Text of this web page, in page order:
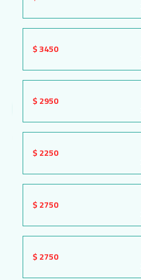
3450 $
2950 $
2250 $
2750 $
2750 $